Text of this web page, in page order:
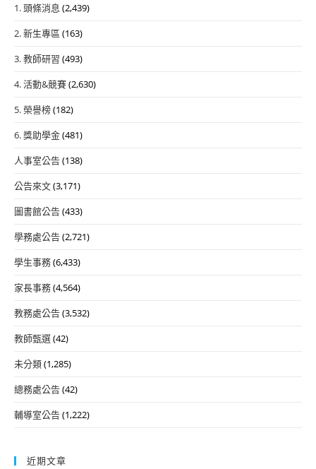
1. 頭條消息 (2,439)
2. 新生專區 (163)
3. 教師研習 (493)
4. 活動&競賽(2,630)
5. 榮譽榜(182)
6. 獎助學金(481)
人事室公告(138)
公告來文(3,171)
圖書館公告(433)
學務處公告(2,721)
學生事務(6,433)
家長事務(4,564)
教務處公告(3,532)
教師甄選(42)
未分類(1,285)
總務處公告(42)
輔導室公告(1,222)
近期文章